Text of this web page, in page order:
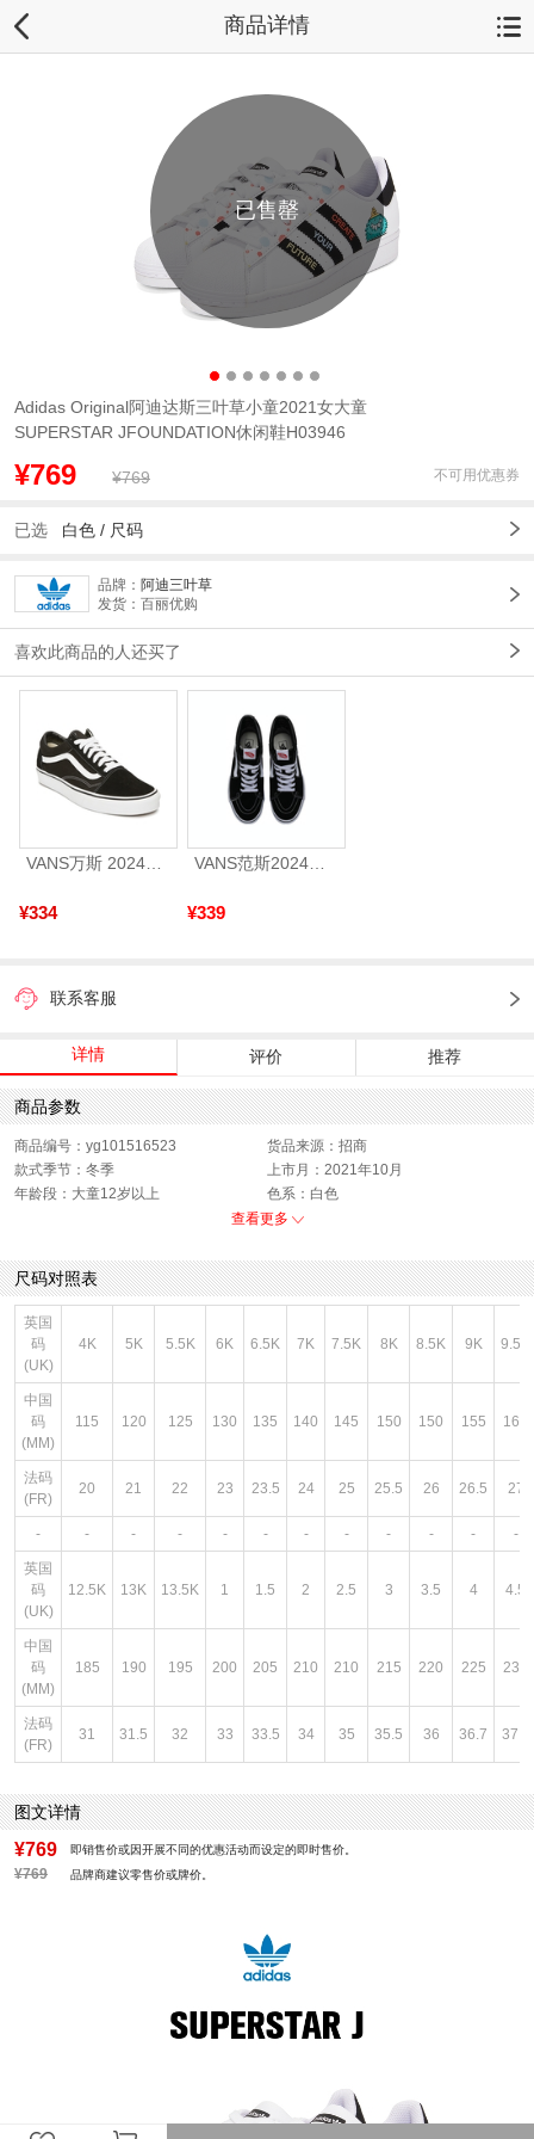
商品详情
已售罄
Adidas Original阿迪达斯三叶草小童2021女大童
SUPERSTAR JFOUNDATION休闲鞋H03946
¥769 ¥769 不可用优惠券
已选 白色 / 尺码
品牌： 阿迪三叶草
发货：百丽优购
喜欢此商品的人还买了
VANS万斯 2024年新款中性OldSkool帆布鞋/硫化鞋VN000D3HY28（延续款）
¥334 ¥339
联系客服
详情 评价 推荐
商品参数
商品编号：yg101516523
货品来源：招商
款式季节：冬季
上市月：2021年10月
年龄段：大童12岁以上
色系：白色
风格：休闲
销售季：21Q4
性别：女童
查看更多
尺码对照表
英国
码
(UK)
4K 5K 5.5K 6K 6.5K 7K 7.5K 8K 8.5K 9K 9.5K
中国
码
(MM)
115 120 125 130 135 140 145 150 150 155 160
法码
(FR)
20 21 22 23 23.5 24 25 25.5 26 26.5 27
- - - - - - - - - - - -
英国
码
(UK)
12.5K 13K 13.5K 1 1.5 2 2.5 3 3.5 4 4.5
中国
码
(MM)
185 190 195 200 205 210 210 215 220 225 230
法码
(FR)
31 31.5 32 33 33.5 34 35 35.5 36 36.7 37.3
图文详情
¥769 即销售价或因开展不同的优惠活动而设定的即时售价。
¥769 品牌商建议零售价或牌价。